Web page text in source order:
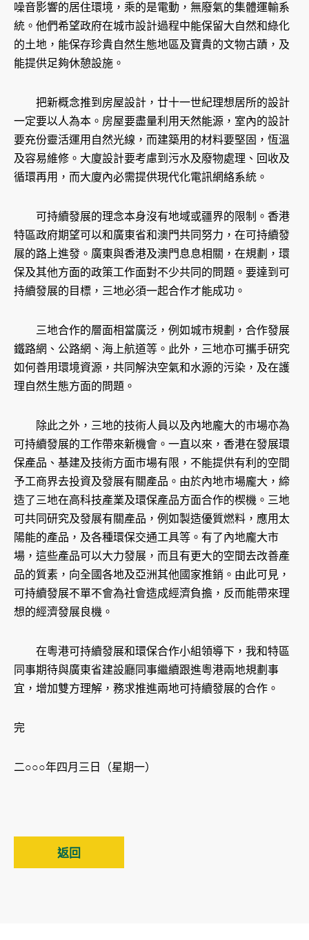
噪音影響的居住環境，乘的是電動，無廢氣的集體運輸系
統。他們希望政府在城市設計過程中能保留大自然和綠化
的土地，能保存珍貴自然生態地區及寶貴的文物古蹟，及
能提供足夠休憩設施。
把新概念推到房屋設計，廿十一世紀理想居所的設計
一定要以人為本。房屋要盡量利用天然能源，室內的設計
要充份靈活運用自然光線，而建築用的材料要堅固，恆溫
及容易維修。大廈設計要考慮到污水及廢物處理、回收及
循環再用，而大廈內必需提供現代化電訊網絡系統。
可持續發展的理念本身沒有地域或疆界的限制。香港
特區政府期望可以和廣東省和澳門共同努力，在可持續發
展的路上進發。廣東與香港及澳門息息相關，在規劃，環
保及其他方面的政策工作面對不少共同的問題。要達到可
持續發展的目標，三地必須一起合作才能成功。
三地合作的層面相當廣泛，例如城市規劃，合作發展
鐵路網、公路網、海上航道等。此外，三地亦可攜手研究
如何善用環境資源，共同解決空氣和水源的污染，及在護
理自然生態方面的問題。
除此之外，三地的技術人員以及內地龐大的市場亦為
可持續發展的工作帶來新機會。一直以來，香港在發展環
保產品、基建及技術方面市場有限，不能提供有利的空間
予工商界去投資及發展有關產品。由於內地市場龐大，締
造了三地在高科技產業及環保產品方面合作的楔機。三地
可共同研究及發展有關產品，例如製造優質燃料，應用太
陽能的產品，及各種環保交通工具等。有了內地龐大市
場，這些產品可以大力發展，而且有更大的空間去改善產
品的質素，向全國各地及亞洲其他國家推銷。由此可見，
可持續發展不單不會為社會造成經濟負擔，反而能帶來理
想的經濟發展良機。
在粵港可持續發展和環保合作小組領導下，我和特區
同事期待與廣東省建設廳同事繼續跟進粵港兩地規劃事
宜，增加雙方理解，務求推進兩地可持續發展的合作。
完
二○○○年四月三日（星期一）
返回